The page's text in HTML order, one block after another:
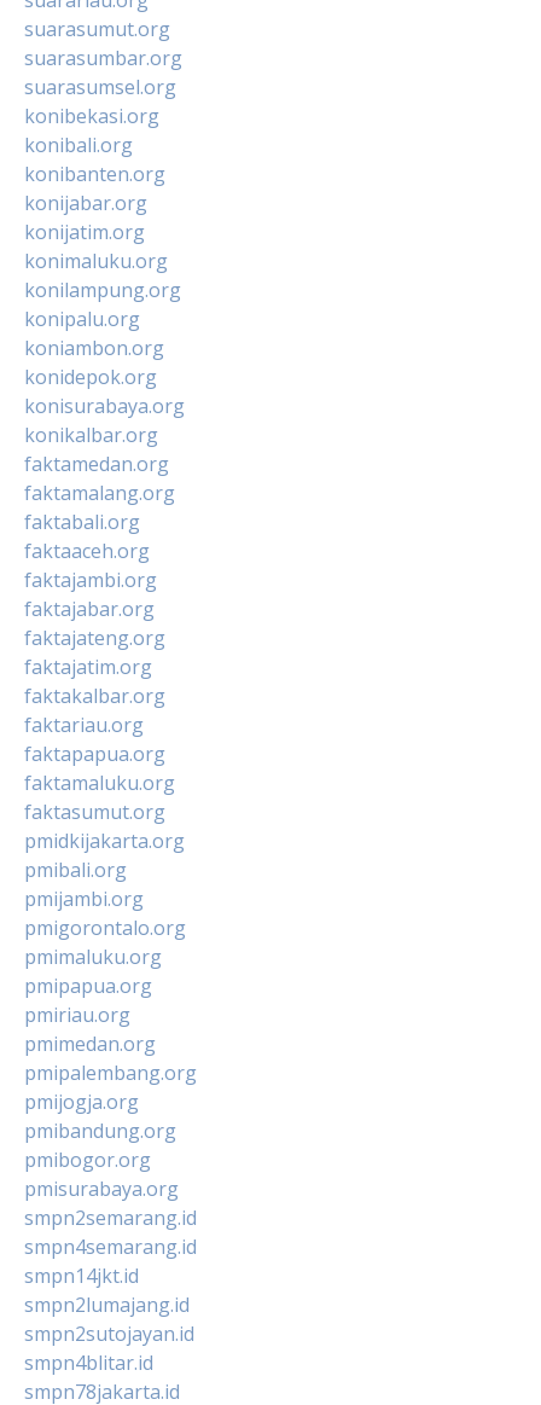
suarasumut.org
suarasumbar.org
suarasumsel.org
konibekasi.org
konibali.org
konibanten.org
konijabar.org
konijatim.org
konimaluku.org
konilampung.org
konipalu.org
koniambon.org
konidepok.org
konisurabaya.org
konikalbar.org
faktamedan.org
faktamalang.org
faktabali.org
faktaaceh.org
faktajambi.org
faktajabar.org
faktajateng.org
faktajatim.org
faktakalbar.org
faktariau.org
faktapapua.org
faktamaluku.org
faktasumut.org
pmidkijakarta.org
pmibali.org
pmijambi.org
pmigorontalo.org
pmimaluku.org
pmipapua.org
pmiriau.org
pmimedan.org
pmipalembang.org
pmijogja.org
pmibandung.org
pmibogor.org
pmisurabaya.org
smpn2semarang.id
smpn4semarang.id
smpn14jkt.id
smpn2lumajang.id
smpn2sutojayan.id
smpn4blitar.id
smpn78jakarta.id